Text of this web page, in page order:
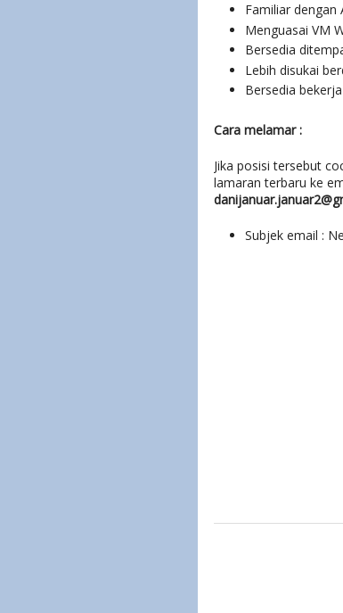
Familiar dengan
Menguasai VM
Bersedia
Lebih disukai
Bersedia
Cara melamar :
Jika posisi tersebut
lamaran terbaru ke
Subjek email :